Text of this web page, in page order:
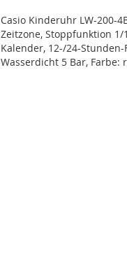
Casio Kinderuhr LW-200-
Zeitzone, Stoppfunktion 1/
Kalender, 12-/24-
Wasserdicht 5 Bar, Farbe: